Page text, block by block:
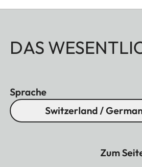
DAS
Sprache
Switzerland /
Zum